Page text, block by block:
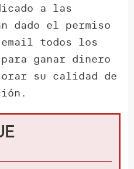
a las
dado el permiso
todos los
ganar dinero
su calidad de